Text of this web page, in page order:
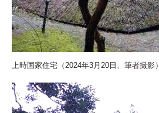
上時国家住宅（2024年3月20日、筆者撮影）